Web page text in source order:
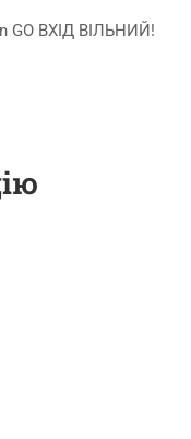
GO ВХІД ВІЛЬНИЙ!